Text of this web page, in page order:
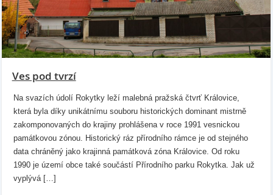
Ves pod tvrzí
Na svazích údolí Rokytky leží malebná pražská čtvrť Královice,
která byla díky unikátnímu souboru historických dominant mistrně
zakomponovaných do krajiny prohlášena v roce 1991 vesnickou
památkovou zónou. Historický ráz přírodního rámce je od stejného
data chráněný jako krajinná památková zóna Královice. Od roku
1990 je území obce také součástí Přírodního parku Rokytka. Jak už
vyplývá […]